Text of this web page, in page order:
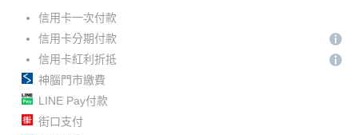
信用卡一次付款
信用卡分期付款
信用卡紅利折抵
神腦門市繳費
LINE Pay付款
街口支付